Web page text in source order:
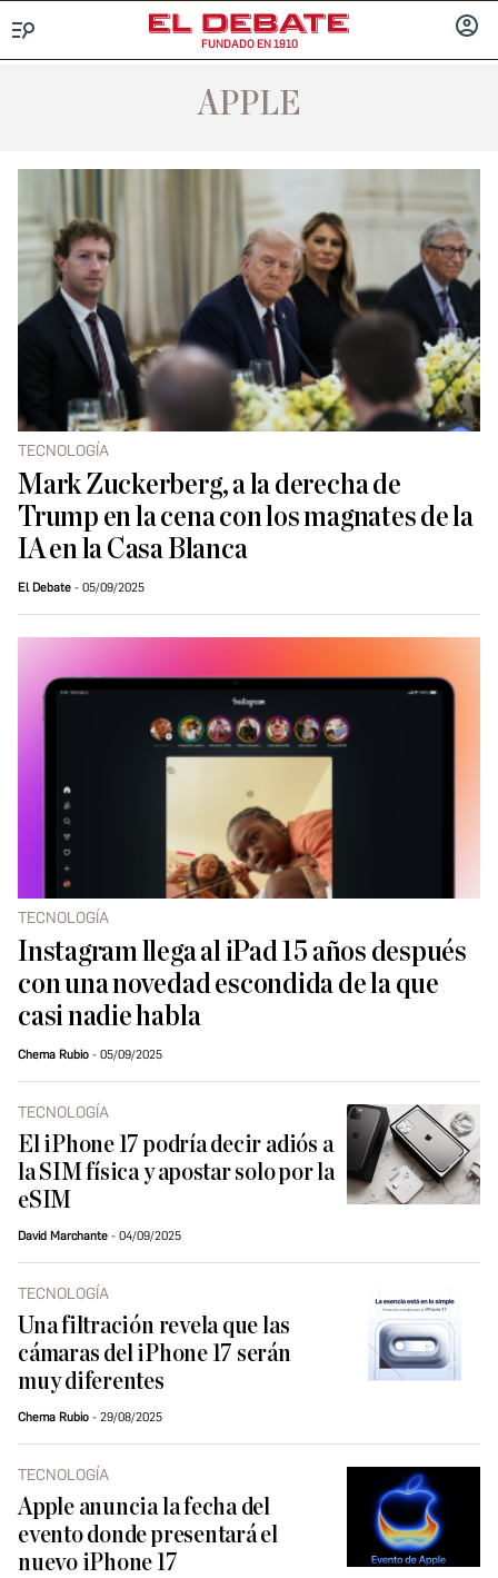
FUNDADO EN 1910
APPLE
TECNOLOGÍA
Mark Zuckerberg, a la derecha de
Trump en la cena con los magnates de la
IA en la Casa Blanca
El Debate 05/09/2025
TECNOLOGÍA
Instagram llega al iPad 15 años después
con una novedad escondida de la que
casi nadie habla
Chema Rubio 05/09/2025
TECNOLOGÍA
El iPhone 17 podría decir adiós a
la SIM física y apostar solo por la
eSIM
David Marchante 04/09/2025
TECNOLOGÍA
Una filtración revela que las
cámaras del iPhone 17 serán
muy diferentes
Chema Rubio 29/08/2025
TECNOLOGÍA
Apple anuncia la fecha del
evento donde presentará el
nuevo iPhone 17